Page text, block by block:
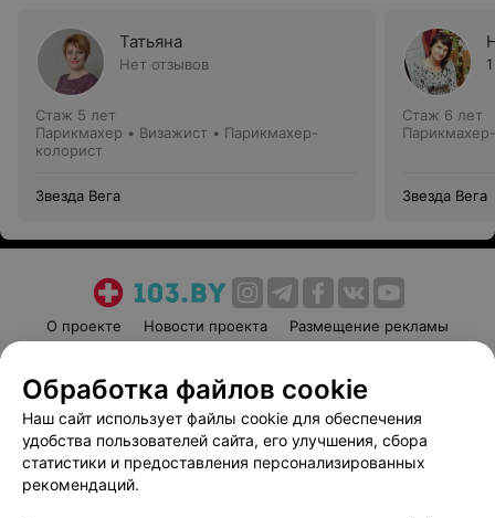
Татьяна
Нет отзывов
Стаж 5 лет
Парикмахер • Визажист • Парикмахер-
колорист
Звезда Вега
Стаж 6 лет
Звезда Вега
О проекте Новости проекта
Размещение рекламы
Пользовательское соглашение
Способы оплаты
Вакансии
Партнеры
Написать руководителю 103.by
Обработка файлов cookie
Наш сайт использует файлы cookie для обеспечения
удобства пользователей сайта, его улучшения, сбора
статистики и предоставления персонализированных
рекомендаций.